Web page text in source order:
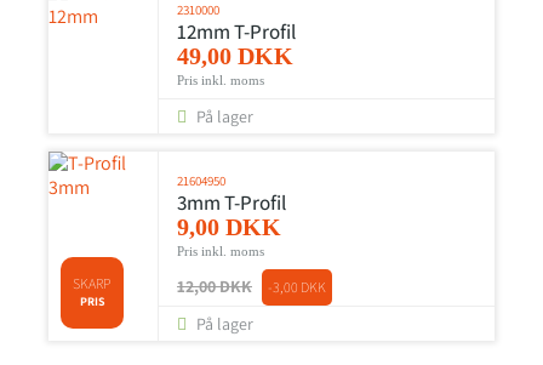
2310000
12mm T-Profil
49,00 DKK
Pris inkl. moms
På lager
21604950
3mm T-Profil
9,00 DKK
Pris inkl. moms
12,00 DKK -3,00 DKK
SKARP
PRIS
På lager